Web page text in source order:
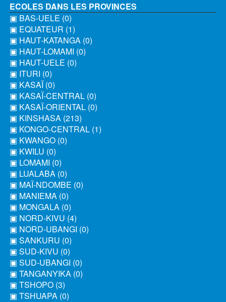
ECOLES DANS LES PROVINCES
▣ BAS-UELE (0)
▣ EQUATEUR (1)
▣ HAUT-KATANGA (0)
▣ HAUT-LOMAMI (0)
▣ HAUT-UELE (0)
▣ ITURI (0)
▣ KASAÏ (0)
▣ KASAÏ-CENTRAL (0)
▣ KASAÏ-ORIENTAL (0)
▣ KINSHASA (213)
▣ KONGO-CENTRAL (1)
▣ KWANGO (0)
▣ KWILU (0)
▣ LOMAMI (0)
▣ LUALABA (0)
▣ MAÏ-NDOMBE (0)
▣ MANIEMA (0)
▣ MONGALA (0)
▣ NORD-KIVU (4)
▣ NORD-UBANGI (0)
▣ SANKURU (0)
▣ SUD-KIVU (0)
▣ SUD-UBANGI (0)
▣ TANGANYIKA (0)
▣ TSHOPO (3)
▣ TSHUAPA (0)